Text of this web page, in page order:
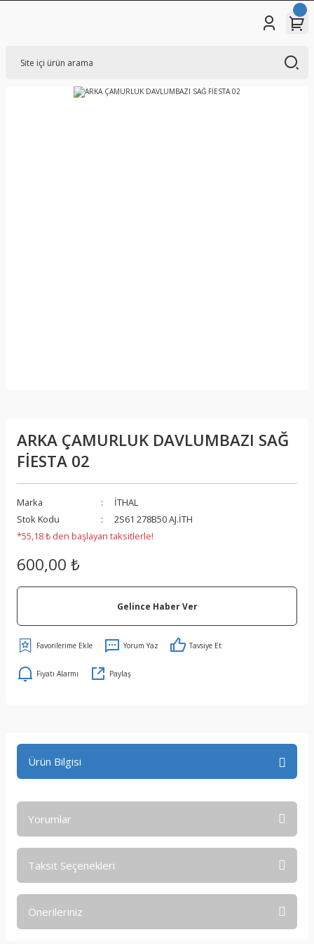
ARKA ÇAMURLUK DAVLUMBAZI SAĞ
FİESTA 02
Marka
İTHAL
Stok Kodu
2S61 278B50 AJ.İTH
*55,18 ₺ den başlayan taksitlerle!
600,00 ₺
Gelince Haber Ver
Yorum Yaz Tavsiye Et
Fiyatı Alarmı Paylaş
Ürün Bilgisi
Yorumlar
Taksit Seçenekleri
Önerileriniz